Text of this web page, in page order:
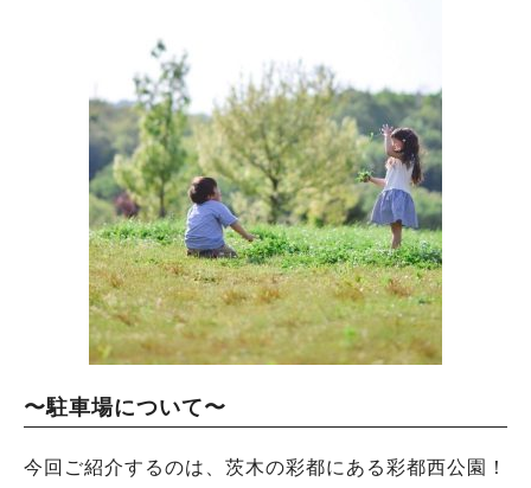
〜駐車場について〜
今回ご紹介するのは、茨木の彩都にある彩都西公園！